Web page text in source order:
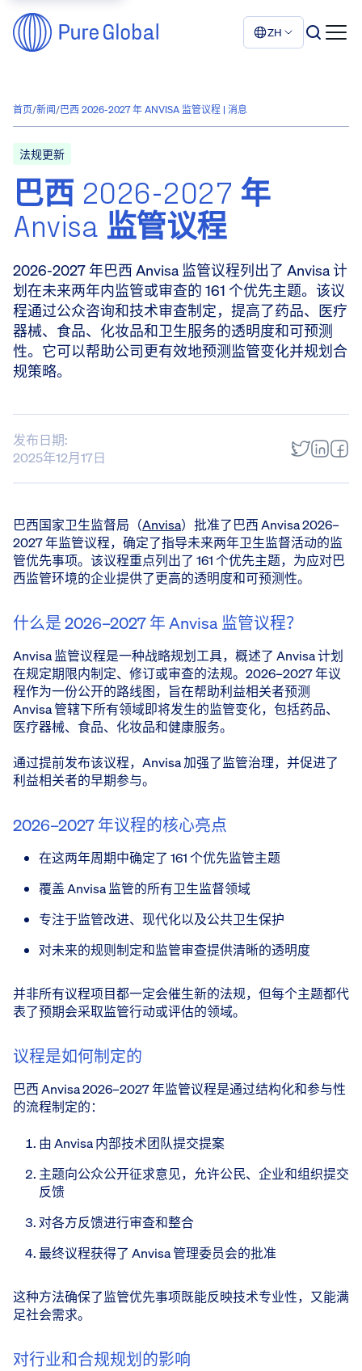
ZH
首页/新闻/巴西 2026-2027 年 ANVISA 监管议程 | 消息
法规更新
巴西 2026-2027 年
Anvisa 监管议程
2026-2027 年巴西 Anvisa 监管议程列出了 Anvisa 计
划在未来两年内监管或审查的 161 个优先主题。该议
程通过公众咨询和技术审查制定，提高了药品、医疗
器械、食品、化妆品和卫生服务的透明度和可预测
性。它可以帮助公司更有效地预测监管变化并规划合
规策略。
发布日期:
2025年12月17日
巴西国家卫生监督局（Anvisa）批准了巴西 Anvisa 2026–
2027 年监管议程，确定了指导未来两年卫生监督活动的监
管优先事项。该议程重点列出了 161 个优先主题，为应对巴
西监管环境的企业提供了更高的透明度和可预测性。
什么是 2026–2027 年 Anvisa 监管议程？
Anvisa 监管议程是一种战略规划工具，概述了 Anvisa 计划
在规定期限内制定、修订或审查的法规。2026–2027 年议
程作为一份公开的路线图，旨在帮助利益相关者预测
Anvisa 管辖下所有领域即将发生的监管变化，包括药品、
医疗器械、食品、化妆品和健康服务。
通过提前发布该议程，Anvisa 加强了监管治理，并促进了
利益相关者的早期参与。
2026–2027 年议程的核心亮点
在这两年周期中确定了 161 个优先监管主题
覆盖 Anvisa 监管的所有卫生监督领域
专注于监管改进、现代化以及公共卫生保护
对未来的规则制定和监管审查提供清晰的透明度
并非所有议程项目都一定会催生新的法规，但每个主题都代
表了预期会采取监管行动或评估的领域。
议程是如何制定的
巴西 Anvisa 2026–2027 年监管议程是通过结构化和参与性
的流程制定的：
由 Anvisa 内部技术团队提交提案
主题向公众公开征求意见，允许公民、企业和组织提交
反馈
对各方反馈进行审查和整合
最终议程获得了 Anvisa 管理委员会的批准
这种方法确保了监管优先事项既能反映技术专业性，又能满
足社会需求。
对行业和合规规划的影响